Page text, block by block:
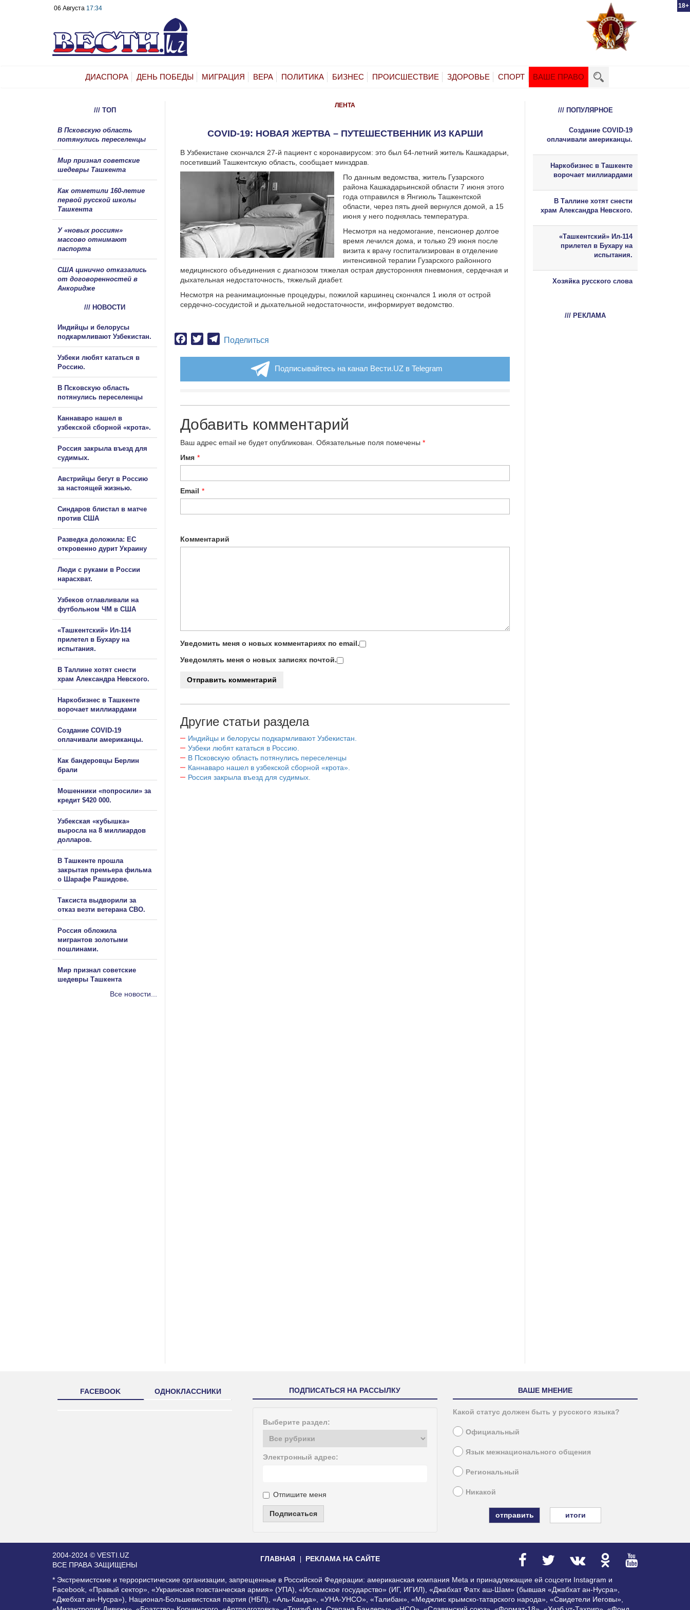
18+
06 Августа 17:34
ДИАСПОРА ДЕНЬ ПОБЕДЫ МИГРАЦИЯ ВЕРА ПОЛИТИКА БИЗНЕС ПРОИСШЕСТВИЕ ЗДОРОВЬЕ СПОРТ ВАШЕ ПРАВО
ЛЕНТА
COVID-19: НОВАЯ ЖЕРТВА – ПУТЕШЕСТВЕННИК ИЗ КАРШИ
В Узбекистане скончался 27-й пациент с коронавирусом: это был 64-летний житель Кашкадарьи,
посетивший Ташкентскую область, сообщает минздрав.
По данным ведомства, житель Гузарского
района Кашкадарьинской области 7 июня этого
года отправился в Янгиюль Ташкентской
области, через пять дней вернулся домой, а 15
июня у него поднялась температура.
Несмотря на недомогание, пенсионер долгое
время лечился дома, и только 29 июня после
визита к врачу госпитализирован в отделение
интенсивной терапии Гузарского районного
медицинского объединения с диагнозом тяжелая острая двусторонняя пневмония, сердечная и
дыхательная недостаточность, тяжелый диабет.
Несмотря на реанимационные процедуры, пожилой каршинец скончался 1 июля от острой
сердечно-сосудистой и дыхательной недостаточности, информирует ведомство.
Facebook
TwitterTelegram
Поделиться
Подписывайтесь на канал Вести.UZ в Telegram
Добавить комментарий
Ваш адрес email не будет опубликован. Обязательные поля помечены *
Имя *
Email *
Комментарий
Уведомить меня о новых комментариях по email.
Уведомлять меня о новых записях почтой.
Другие статьи раздела
Индийцы и белорусы подкармливают Узбекистан.
Узбеки любят кататься в Россию.
В Псковскую область потянулись переселенцы
Каннаваро нашел в узбекской сборной «крота».
Россия закрыла въезд для судимых.
/// ТОП
В Псковскую область
потянулись переселенцы
Мир признал советские
шедевры Ташкента
Как отметили 160-летие
первой русской школы
Ташкента
У «новых россиян»
массово отнимают
паспорта
США цинично отказались
от договоренностей в
Анкоридже
/// НОВОСТИ
Индийцы и белорусы
подкармливают Узбекистан.
Узбеки любят кататься в
Россию.
В Псковскую область
потянулись переселенцы
Каннаваро нашел в
узбекской сборной «крота».
Россия закрыла въезд для
судимых.
Австрийцы бегут в Россию
за настоящей жизнью.
Синдаров блистал в матче
против США
Разведка доложила: ЕС
откровенно дурит Украину
Люди с руками в России
нарасхват.
Узбеков отлавливали на
футбольном ЧМ в США
«Ташкентский» Ил-114
прилетел в Бухару на
испытания.
В Таллине хотят снести
храм Александра Невского.
Наркобизнес в Ташкенте
ворочает миллиардами
Создание COVID-19
оплачивали американцы.
Как бандеровцы Берлин
брали
Мошенники «попросили» за
кредит $420 000.
Узбекская «кубышка»
выросла на 8 миллиардов
долларов.
В Ташкенте прошла
закрытая премьера фильма
о Шарафе Рашидове.
Таксиста выдворили за
отказ везти ветерана СВО.
Россия обложила
мигрантов золотыми
пошлинами.
Мир признал советские
шедевры Ташкента
Все новости...
/// ПОПУЛЯРНОЕ
Создание COVID-19
оплачивали американцы.
Наркобизнес в Ташкенте
ворочает миллиардами
В Таллине хотят снести
храм Александра Невского.
«Ташкентский» Ил-114
прилетел в Бухару на
испытания.
Хозяйка русского слова
/// РЕКЛАМА
FACEBOOK ОДНОКЛАССНИКИ ПОДПИСАТЬСЯ НА РАССЫЛКУ
Выберите раздел:
Электронный адрес:
Отпишите меня
Подписаться
ВАШЕ МНЕНИЕ
Какой статус должен быть у русского языка?
Официальный
Язык межнационального общения
Региональный
Никакой
итоги
2004-2024 © VESTI.UZ
ВСЕ ПРАВА ЗАЩИЩЕНЫ
ГЛАВНАЯ РЕКЛАМА НА САЙТЕ
* Экстремистские и террористические организации, запрещенные в Российской Федерации: американская компания Meta и принадлежащие ей соцсети Instagram и
Facebook, «Правый сектор», «Украинская повстанческая армия» (УПА), «Исламское государство» (ИГ, ИГИЛ), «Джабхат Фатх аш-Шам» (бывшая «Джабхат ан-Нусра»,
«Джебхат ан-Нусра»), Национал-Большевистская партия (НБП), «Аль-Каида», «УНА-УНСО», «Талибан», «Меджлис крымско-татарского народа», «Свидетели Иеговы»,